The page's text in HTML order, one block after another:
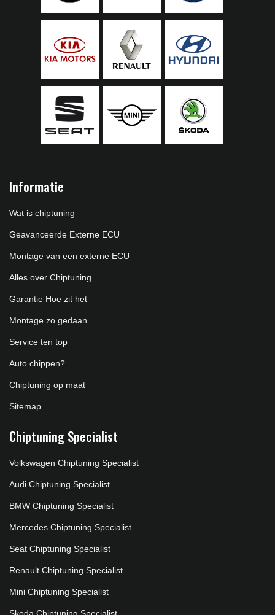
Informatie
Wat is chiptuning
Geavanceerde Externe ECU
Montage van een externe ECU
Alles over Chiptuning
Garantie Hoe zit het
Montage zo gedaan
Service ten top
Auto chippen?
Chiptuning op maat
Sitemap
Chiptuning Specialist
Volkswagen Chiptuning Specialist
Audi Chiptuning Specialist
BMW Chiptuning Specialist
Mercedes Chiptuning Specialist
Seat Chiptuning Specialist
Renault Chiptuning Specialist
Mini Chiptuning Specialist